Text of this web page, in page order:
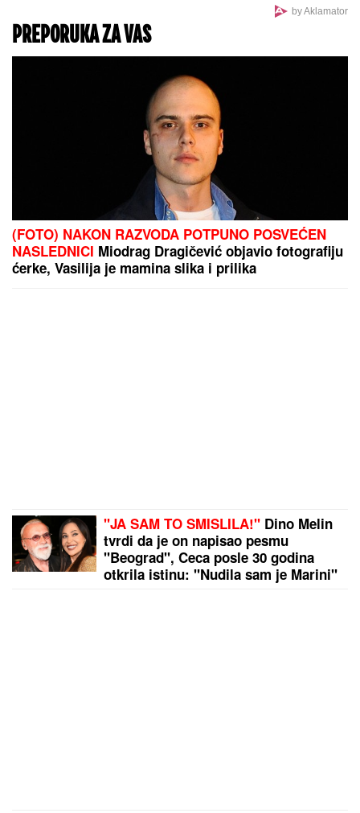
by Aklamator
PREPORUKA ZA VAS
(FOTO) NAKON RAZVODA POTPUNO POSVEĆEN
NASLEDNICI Miodrag Dragičević objavio fotografiju
ćerke, Vasilija je mamina slika i prilika
"JA SAM TO SMISLILA!" Dino Melin
tvrdi da je on napisao pesmu
"Beograd", Ceca posle 30 godina
otkrila istinu: "Nudila sam je Marini"